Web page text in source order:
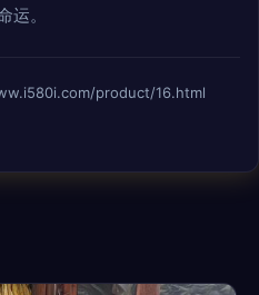
运。
product/16.html